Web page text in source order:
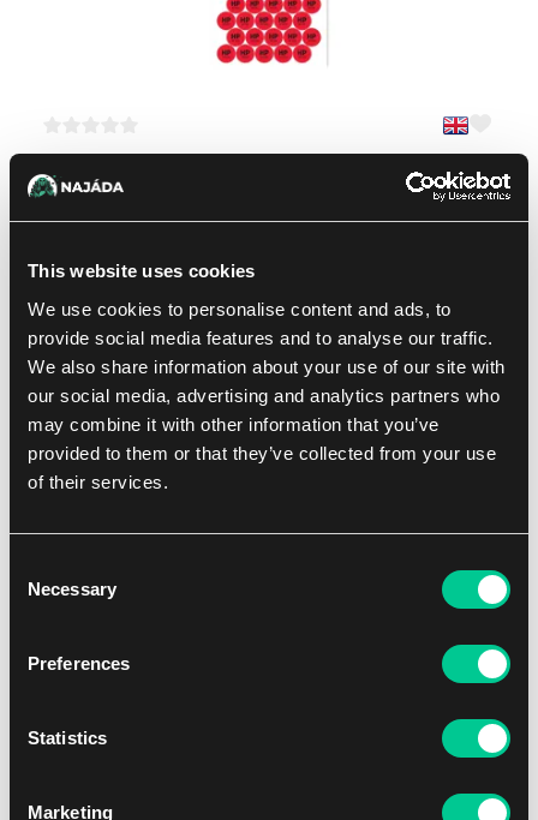
This website uses cookies
We use cookies to personalise content and ads, to
provide social media features and to analyse our traffic.
We also share information about your use of our site with
our social media, advertising and analytics partners who
may combine it with other information that you’ve
provided to them or that they’ve collected from your use
of their services.
Selection
Necessary
Preferences
Statistics
Marketing
Dostępne: > 36 szt.
Najada Games Naklejki gradingowe – Played (PL) okrągłe